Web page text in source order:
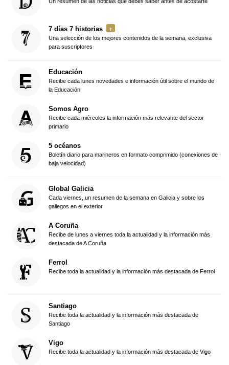
7 días 7 historias
Una selección de los mejores contenidos de la semana, exclusiva
para suscriptores
Educación
Recibe cada lunes novedades e información útil sobre el mundo de
la Educación
Somos Agro
Recibe cada miércoles la información más relevante del sector
primario
5 océanos
Boletín diario para marineros en formato comprimido (conexiones de
baja velocidad)
Global Galicia
Cada viernes, un resumen de la semana en Galicia y sobre los
gallegos en el exterior
A Coruña
Recibe de lunes a viernes toda la actualidad y la información más
destacada de A Coruña
Ferrol
Recibe toda la actualidad y la información más destacada de Ferrol
Santiago
Recibe toda la actualidad y la información más destacada de
Santiago
Vigo
Recibe toda la actualidad y la información más destacada de Vigo